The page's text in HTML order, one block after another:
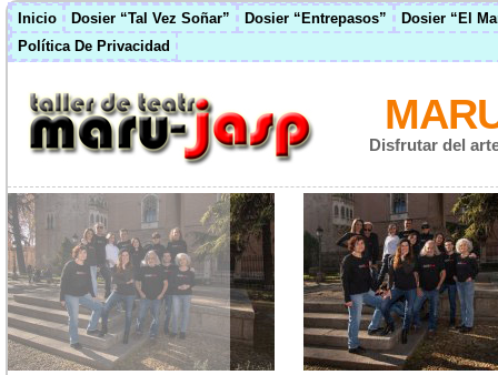
Inicio Dosier “Tal Vez Soñar” Dosier “Entrepasos”
Dosier “El
Política De Privacidad
Disfrutar del